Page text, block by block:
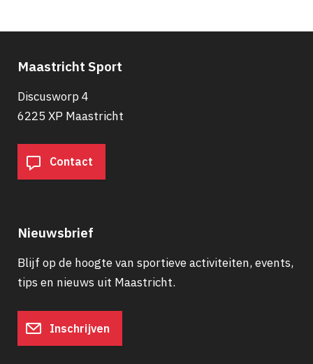
Maastricht Sport
Discusworp 4
6225 XP Maastricht
Contact
Nieuwsbrief
Blijf op de hoogte van sportieve activiteiten, events,
tips en nieuws uit Maastricht.
Inschrijven